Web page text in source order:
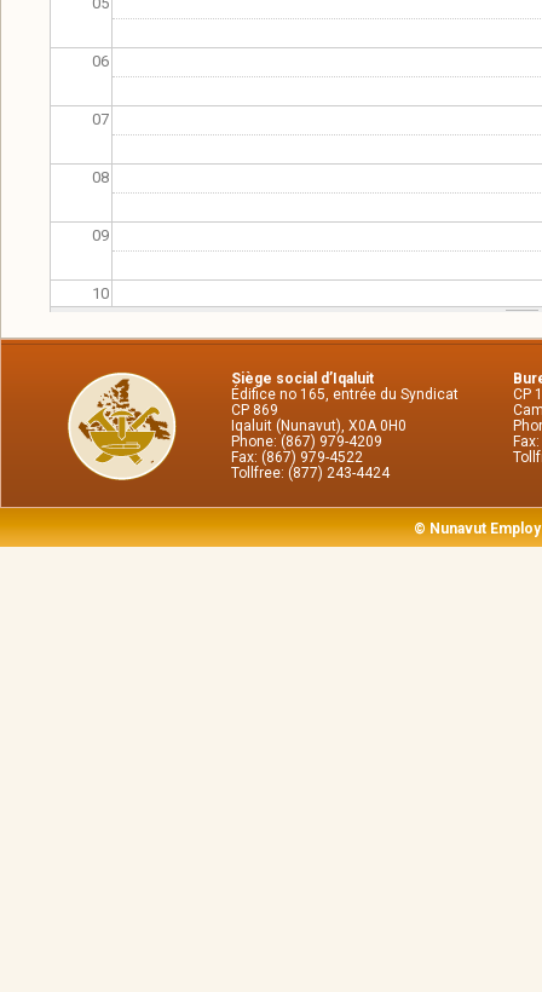
06
07
08
09
10
12
13
Siège social d’Iqaluit
Édifice no 165, entrée du Syndicat
CP 869
Iqaluit (Nunavut), X0A 0H0
Phone: (867) 979-4209
Fax: (867) 979-4522
Tollfree: (877) 243-4424
CP
© Nunavut